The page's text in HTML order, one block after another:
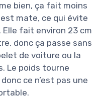
bien, ça fait moins
mate, ce qui évite
fait environ 23 cm
donc ça passe sans
de voiture ou la
Le poids tourne
ce n’est pas une